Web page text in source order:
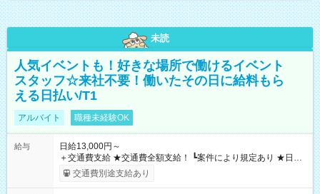
未読
人気イベントも！好きな場所で働けるイベント
スタッフ☆来社不要！働いたその日に給料もら
える日払い/T1
アルバイト 職種未経験OK
給与
日給13,000円～
＋交通費支給 ★交通費全額支給！ ┗案件により規定あり ★日払
いOK！（規定あり） ┗働いたその日に現金GET♪ お仕事後はコ
ンビニATMから 日払い分を引き落とせます！ 【試用期間】試
交通費別途支給あり